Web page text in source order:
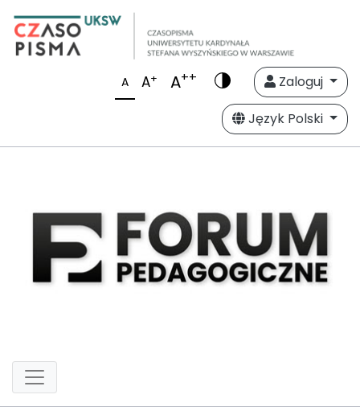
A A+ A++
Zaloguj
Język Polski